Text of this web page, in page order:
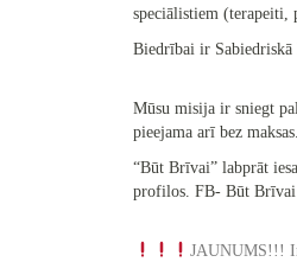
speciālistiem (terapeiti,
Biedrībai ir Sabiedriskā
Mūsu misija ir sniegt
pieejama arī bez
“Būt Brīvai” labprāt
profilos. FB- Būt
JAUNUMS!!! Ir